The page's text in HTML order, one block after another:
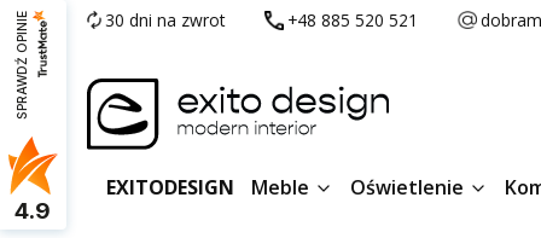
30 dni na zwrot +48 885 520 521
EXITODESIGN Meble Oświetlenie
SPRAWDŹ OPINIE
4.9